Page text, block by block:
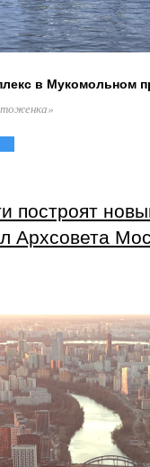
в Мукомольном
построят
Архсовета